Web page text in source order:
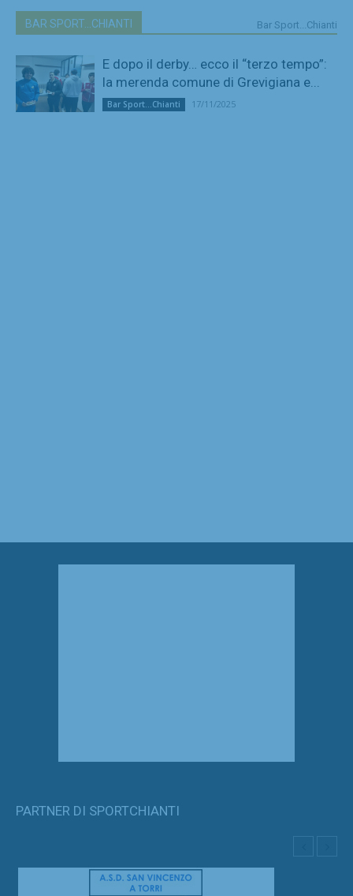
BAR SPORT...CHIANTI Bar Sport...Chianti
E dopo il derby… ecco il “terzo tempo”:
la merenda comune di Grevigiana e...
Bar Sport...Chianti 17/11/2025
PARTNER DI SPORTCHIANTI